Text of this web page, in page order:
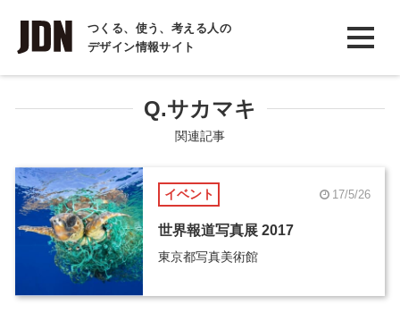
つくる、使う、考える人の
デザイン情報サイト
INTERVIEW
インタビュー
COLUMN
コラム
Q.サカマキ
関連記事
イベント 17/5/26
世界報道写真展 2017
東京都写真美術館